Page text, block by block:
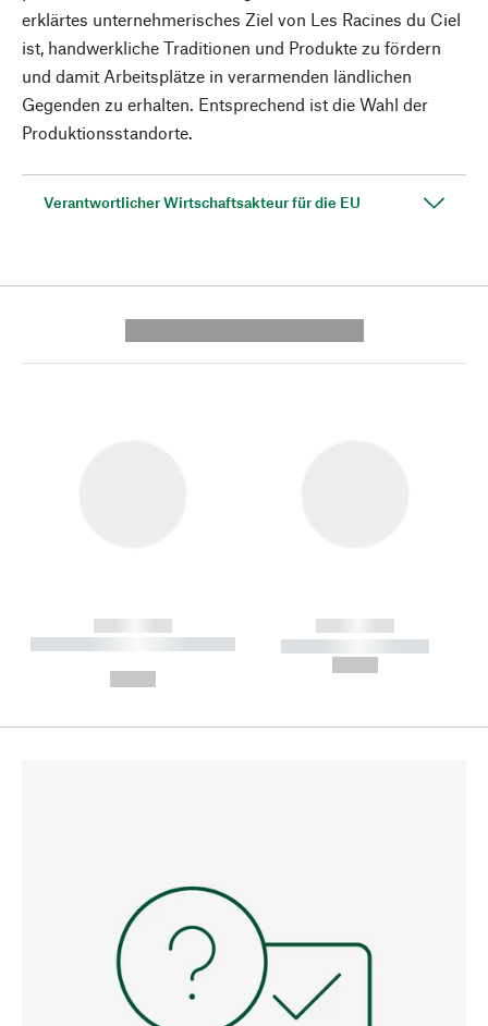
erklärtes unternehmerisches Ziel von Les Racines du Ciel
ist, handwerkliche Traditionen und Produkte zu fördern
und damit Arbeitsplätze in verarmenden ländlichen
Gegenden zu erhalten. Entsprechend ist die Wahl der
Produktionsstandorte.
Verantwortlicher Wirtschaftsakteur für die EU
------------
----------- ----------- --------
------------
----------- -----------